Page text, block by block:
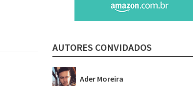
AUTORES CONVIDADOS
Ader Moreira